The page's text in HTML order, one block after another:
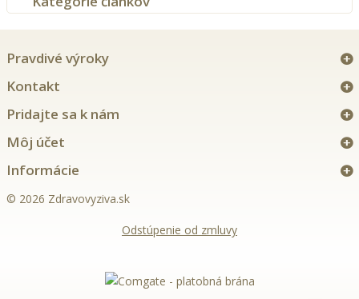
Pravdivé výroky
Kontakt
Pridajte sa k nám
Môj účet
Informácie
© 2026 Zdravovyziva.sk
Odstúpenie od zmluvy